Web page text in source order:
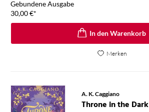
Gebundene Ausgabe
30,00€*
In den Warenkorb
Merken
A. K. Caggiano
Throne in the Dark